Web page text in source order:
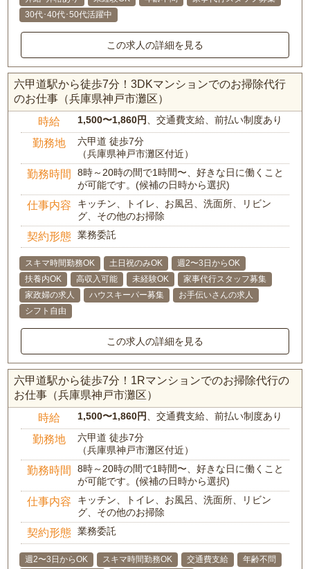
30代･40代･50代活躍中
この求人の詳細を見る
六甲道駅から徒歩7分！3DKマンションでのお掃除代行
のお仕事（兵庫県神戸市灘区）
時給 1,500〜1,860円 、交通費支給、前払い制度あり
勤務地
六甲道 徒歩7分
（兵庫県神戸市灘区付近）
勤務時間
8時～20時の間で1時間〜、好きな日に働くこと
が可能です。(候補の日時から選択)
仕事内容
キッチン、トイレ、お風呂、洗面所、リビン
グ、その他のお掃除
契約形態 業務委託
スキマ時間勤務OK 土日祝のみOK
週2〜3日からOK
扶養内OK
高収入可能 未経験OK
家事代行スタッフ募集
家政婦の求人
ハウスキーパー募集
お手伝いさんの求人
シフト自由
この求人の詳細を見る
六甲道駅から徒歩7分！1Rマンションでのお掃除代行の
お仕事（兵庫県神戸市灘区）
時給 1,500〜1,860円 、交通費支給、前払い制度あり
勤務地
六甲道 徒歩7分
（兵庫県神戸市灘区付近）
勤務時間
8時～20時の間で1時間〜、好きな日に働くこと
が可能です。(候補の日時から選択)
仕事内容
キッチン、トイレ、お風呂、洗面所、リビン
グ、その他のお掃除
契約形態 業務委託
週2〜3日からOK スキマ時間勤務OK 交通費支給
年齢不問